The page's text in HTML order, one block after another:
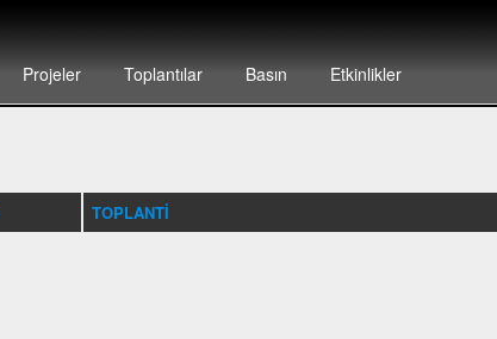
Projeler Toplantılar Basın Etkinlikler
TOPLANTI